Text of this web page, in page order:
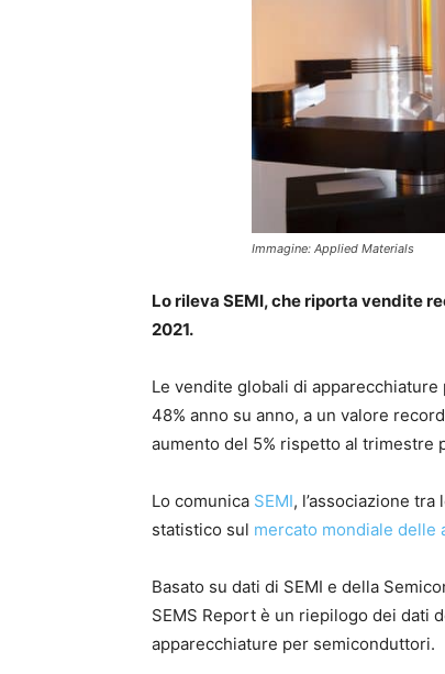
Immagine: Applied Materials
Lo rileva SEMI, che riporta vendite
2021.
Le vendite globali di
48% anno su anno, a un valore
aumento del 5% rispetto al trimestre
Lo comunica SEMI, l’associazione
statistico sul mercato mondiale delle
Basato su dati di SEMI e della
SEMS Report è un riepilogo dei dati
apparecchiature per semiconduttori.